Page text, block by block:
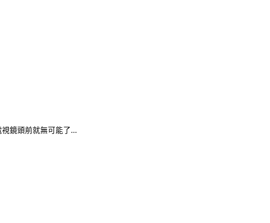
鏡頭前就無可能了...